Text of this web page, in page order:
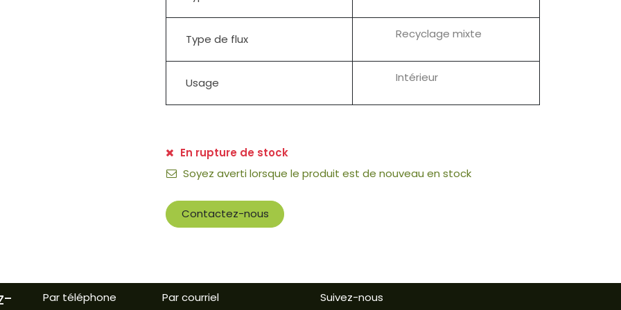
Type de flux Recyclage mixte
Usage Intérieur
En rupture de stock
Soyez averti lorsque le produit est de nouveau en stock
Contactez-nous
Par téléphone Par courriel Suivez-nous